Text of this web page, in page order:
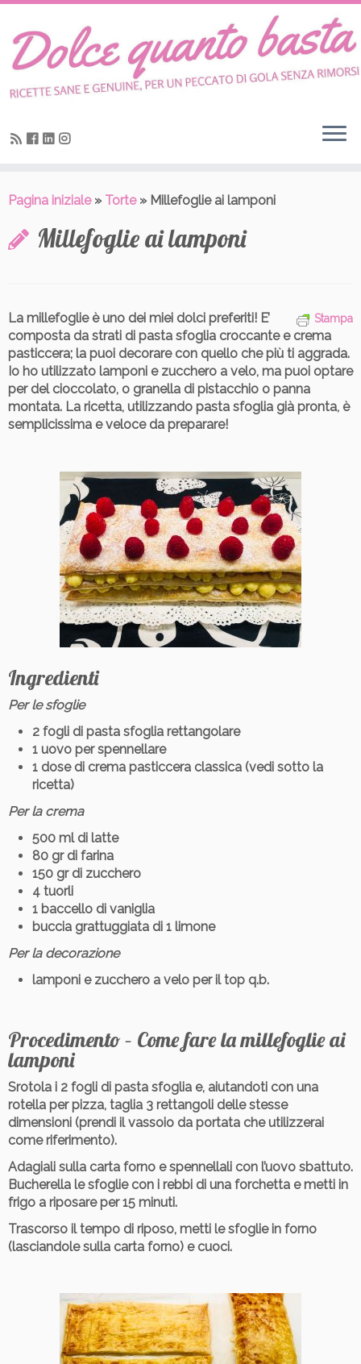
Skip
content
Pagina iniziale » Torte » Millefoglie ai lamponi
Millefoglie ai lamponi
Stampa
La millefoglie è uno dei miei dolci preferiti! E’
composta da strati di pasta sfoglia croccante e crema
pasticcera; la puoi decorare con quello che più ti aggrada.
Io ho utilizzato lamponi e zucchero a velo, ma puoi optare
per del cioccolato, o granella di pistacchio o panna
montata. La ricetta, utilizzando pasta sfoglia già pronta, è
semplicissima e veloce da preparare!
Ingredienti
Per le sfoglie
2 fogli di pasta sfoglia rettangolare
1 uovo per spennellare
1 dose di crema pasticcera classica (vedi sotto la
ricetta)
Per la crema
500 ml di latte
80 gr di farina
150 gr di zucchero
4 tuorli
1 baccello di vaniglia
buccia grattuggiata di 1 limone
Per la decorazione
lamponi e zucchero a velo per il top q.b.
Procedimento – Come fare la millefoglie ai
lamponi
Srotola i 2 fogli di pasta sfoglia e, aiutandoti con una
rotella per pizza, taglia 3 rettangoli delle stesse
dimensioni (prendi il vassoio da portata che utilizzerai
come riferimento).
Adagiali sulla carta forno e spennellali con l’uovo sbattuto.
Bucherella le sfoglie con i rebbi di una forchetta e metti in
frigo a riposare per 15 minuti.
Trascorso il tempo di riposo, metti le sfoglie in forno
(lasciandole sulla carta forno) e cuoci.